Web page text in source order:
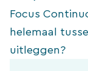
Focus
helemaal
uitleggen?